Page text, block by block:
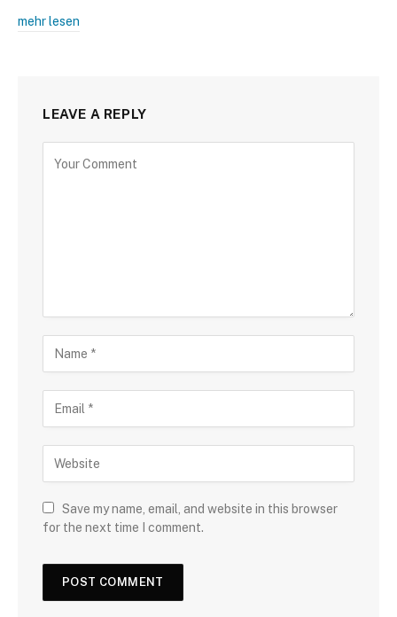
mehr lesen
LEAVE A REPLY
Save my name, email, and website in this browser
for the next time I comment.